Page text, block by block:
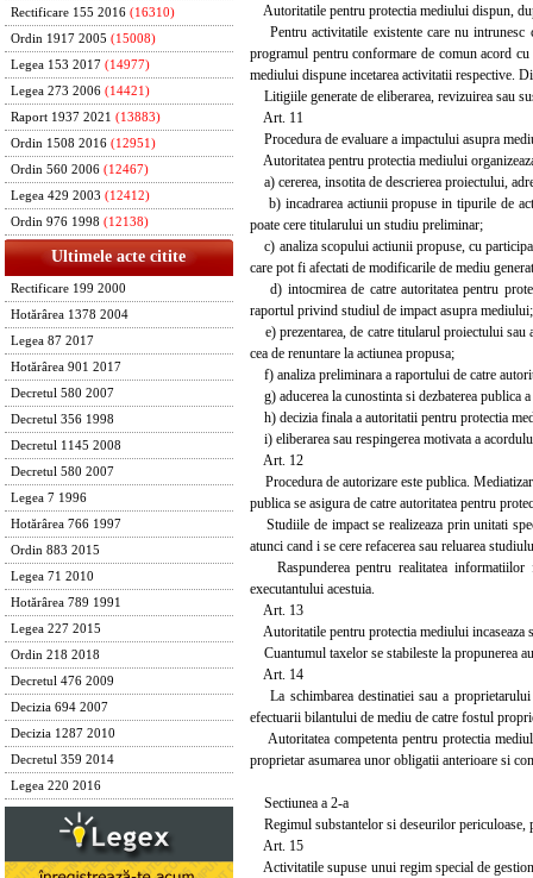
Rectificare 155 2016 (16310)
Ordin 1917 2005 (15008)
Legea 153 2017 (14977)
Legea 273 2006 (14421)
Raport 1937 2021 (13883)
Ordin 1508 2016 (12951)
Ordin 560 2006 (12467)
Legea 429 2003 (12412)
Ordin 976 1998 (12138)
Ultimele acte citite
Rectificare 199 2000
Hotărârea 1378 2004
Legea 87 2017
Hotărârea 901 2017
Decretul 580 2007
Decretul 356 1998
Decretul 1145 2008
Decretul 580 2007
Legea 7 1996
Hotărârea 766 1997
Ordin 883 2015
Legea 71 2010
Hotărârea 789 1991
Legea 227 2015
Ordin 218 2018
Decretul 476 2009
Decizia 694 2007
Decizia 1287 2010
Decretul 359 2014
Legea 220 2016
Autoritatile pentru protectia mediului dispun,
Pentru activitatile existente care nu intrunesc
programul pentru conformare de comun acord
mediului dispune incetarea activitatii respective.
Litigiile generate de eliberarea, revizuirea sau
Art. 11
Procedura de evaluare a impactului asupra
Autoritatea pentru protectia mediului
a) cererea, insotita de descrierea proiectului,
b) incadrarea actiunii propuse in tipurile de
poate cere titularului un studiu preliminar;
c) analiza scopului actiunii propuse, cu
care pot fi afectati de modificarile de mediu
d) intocmirea de catre autoritatea pentru
raportul privind studiul de impact asupra
e) prezentarea, de catre titularul proiectului
cea de renuntare la actiunea propusa;
f) analiza preliminara a raportului de catre
g) aducerea la cunostinta si dezbaterea publica
h) decizia finala a autoritatii pentru protectia
i) eliberarea sau respingerea motivata a
Art. 12
Procedura de autorizare este publica.
publica se asigura de catre autoritatea pentru
Studiile de impact se realizeaza prin unitati
atunci cand i se cere refacerea sau reluarea
Raspunderea pentru realitatea informatiilor
executantului acestuia.
Art. 13
Autoritatile pentru protectia mediului incaseaza
Cuantumul taxelor se stabileste la propunerea
Art. 14
La schimbarea destinatiei sau a proprietarului
efectuarii bilantului de mediu de catre fostul
Autoritatea competenta pentru protectia
proprietar asumarea unor obligatii anterioare si
Sectiunea a 2-a
Regimul substantelor si deseurilor periculoase,
Art. 15
Activitatile supuse unui regim special de